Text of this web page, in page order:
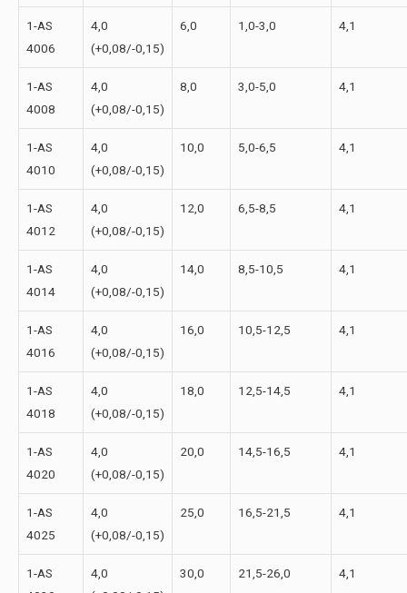
1-АS
4006
4,0
(+0,08/-0,15)
6,0 1,0-3,0 4,1
1-АS
4008
4,0
(+0,08/-0,15)
8,0 3,0-5,0 4,1
1-АS
4010
4,0
(+0,08/-0,15)
10,0 5,0-6,5 4,1
1-АS
4012
4,0
(+0,08/-0,15)
12,0 6,5-8,5 4,1
1-АS
4014
4,0
(+0,08/-0,15)
14,0 8,5-10,5 4,1
1-АS
4016
4,0
(+0,08/-0,15)
16,0 10,5-12,5 4,1
1-АS
4018
4,0
(+0,08/-0,15)
18,0 12,5-14,5 4,1
1-АS
4020
4,0
(+0,08/-0,15)
20,0 14,5-16,5 4,1
1-АS
4025
4,0
(+0,08/-0,15)
25,0 16,5-21,5 4,1
1-АS
4,0
30,0 21,5-26,0 4,1